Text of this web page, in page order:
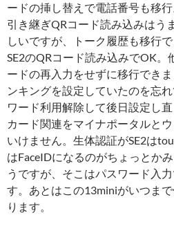
ードの挿し替えで電話番号も移
引き継ぎQRコード読み込みはう
しいですが、トーク履歴も移行
SE2のQRコード読み込みでOK。
ードの再入力をせずに移行でき
ンキングを設定していたのを忘
ワード利用解除して後日設定し
カード関連をマイナポータルと
いけません。生体認証がSE2は
はFaceIDになるのがちょっとか
うですが、そこはパスワード入
す。あとはこの13miniがいつま
ります。